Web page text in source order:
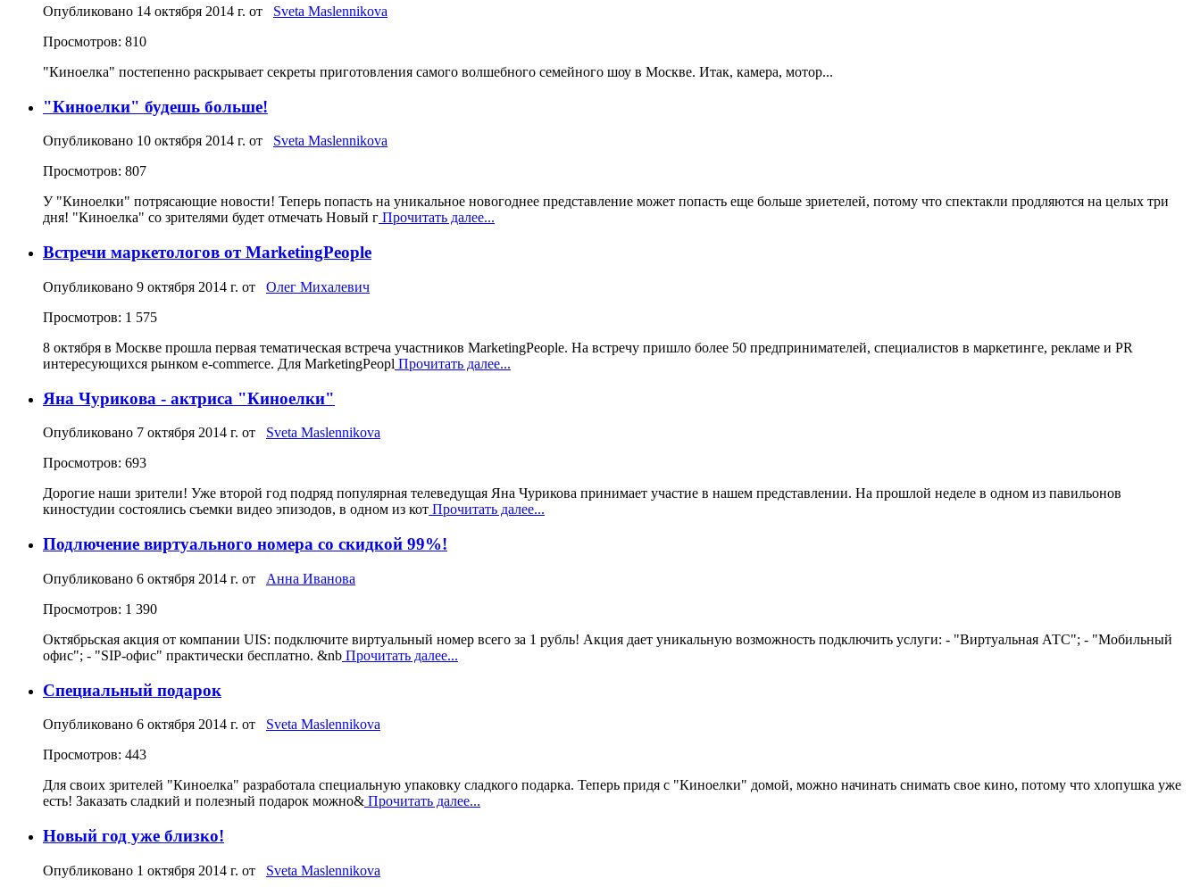
Опубликовано 14 октября 2014 г. от Sveta Maslennikova
Просмотров: 810
"Киноелка" постепенно раскрывает секреты приготовления самого волшебного семейного шоу в Москве. Итак, камера, мотор...
"Киноелки" будешь больше!
Опубликовано 10 октября 2014 г. от Sveta Maslennikova
Просмотров: 807
У "Киноелки" потрясающие новости! Теперь попасть на уникальное новогоднее представление может попасть еще больше зриетелей, потому что спектакли продляются на целых три
дня! "Киноелка" со зрителями будет отмечать Новый г Прочитать далее...
Встречи маркетологов от MarketingPeople
Опубликовано 9 октября 2014 г. от Олег Михалевич
Просмотров: 1 575
8 октября в Москве прошла первая тематическая встреча участников MarketingPeople. На встречу пришло более 50 предпринимателей, специалистов в маркетинге, рекламе и PR
интересующихся рынком e-commerce. Для MarketingPeopl Прочитать далее...
Яна Чурикова - актриса "Киноелки"
Опубликовано 7 октября 2014 г. от Sveta Maslennikova
Просмотров: 693
Дорогие наши зрители! Уже второй год подряд популярная телеведущая Яна Чурикова принимает участие в нашем представлении. На прошлой неделе в одном из павильонов
киностудии состоялись съемки видео эпизодов, в одном из кот Прочитать далее...
Подлючение виртуального номера со скидкой 99%!
Опубликовано 6 октября 2014 г. от Анна Иванова
Просмотров: 1 390
Октябрьская акция от компании UIS: подключите виртуальный номер всего за 1 рубль! Акция дает уникальную возможность подключить услуги: - "Виртуальная АТС"; - "Мобильный
офис"; - "SIP-офис" практически бесплатно. &nb Прочитать далее...
Специальный подарок
Опубликовано 6 октября 2014 г. от Sveta Maslennikova
Просмотров: 443
Для своих зрителей "Киноелка" разработала специальную упаковку сладкого подарка. Теперь придя с "Киноелки" домой, можно начинать снимать свое кино, потому что хлопушка уже
есть! Заказать сладкий и полезный подарок можно& Прочитать далее...
Новый год уже близко!
Опубликовано 1 октября 2014 г. от Sveta Maslennikova